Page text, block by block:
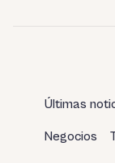
Últimas
Negocios